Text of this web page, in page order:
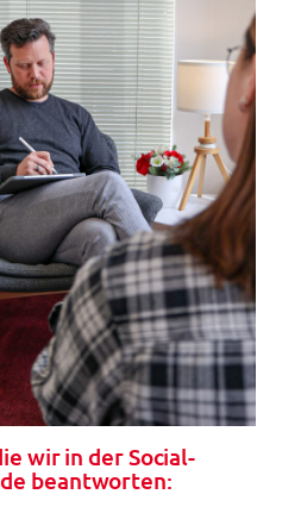
wir in der Social-
beantworten: